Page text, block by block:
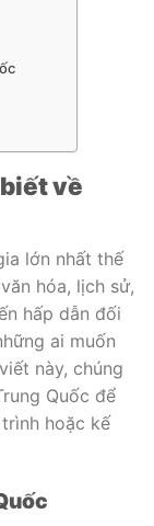
về
lớn nhất thế
hóa, lịch sử,
hấp dẫn đối
ai muốn
này, chúng
Quốc để
hoặc kế